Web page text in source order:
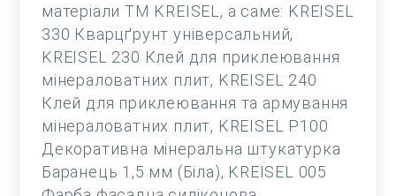
матеріали ТМ KREISEL, а саме: KREISEL
330 Кварцґрунт універсальний,
KREISEL 230 Клей для приклеювання
мінераловатних плит, KREISEL 240
Клей для приклеювання та армування
мінераловатних плит, KREISEL Р100
Декоративна мінеральна штукатурка
Баранець 1,5 мм (Біла), KREISEL 005